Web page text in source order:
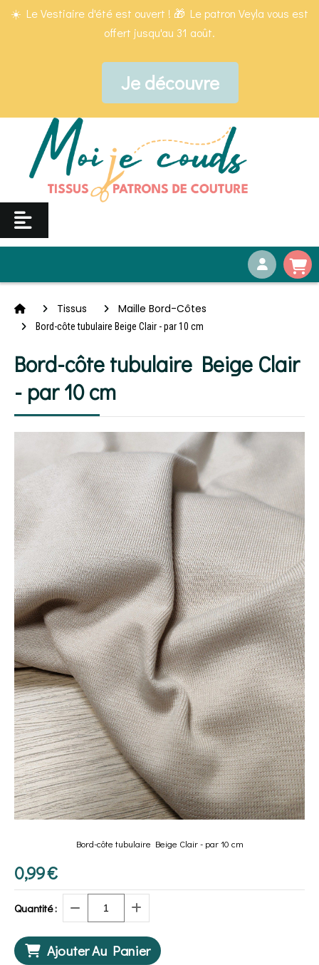
☀️ Le Vestiaire d'été est ouvert ! 🎁 Le patron Veyla vous est
offert jusqu'au 31 août.
Je découvre
Tissus Maille Bord-Côtes
Bord-côte tubulaire Beige Clair - par 10 cm
Bord-côte tubulaire Beige Clair
- par 10 cm
Bord-côte tubulaire Beige Clair - par 10 cm
0,99€
Quantité :
Ajouter Au Panier